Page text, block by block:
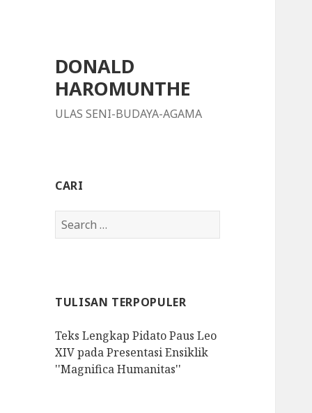
DONALD
HAROMUNTHE
ULAS SENI-BUDAYA-AGAMA
CARI
S
e
h
o
r
:
TULISAN TERPOPULER
Teks Lengkap Pidato Paus Leo
XIV pada Presentasi Ensiklik
''Magnifica Humanitas''